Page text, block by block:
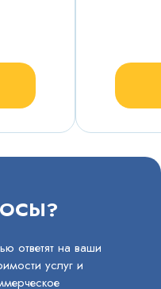
ответят на ваши
услуг и